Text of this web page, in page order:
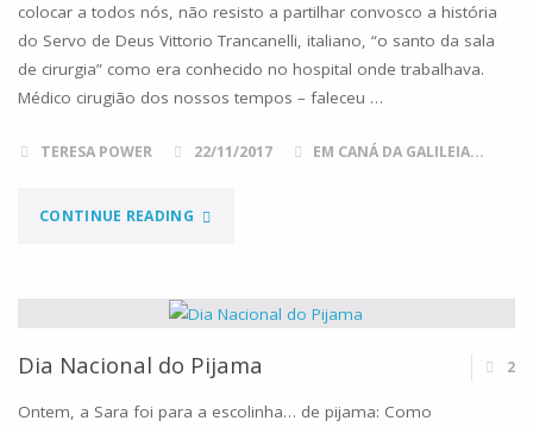
colocar a todos nós, não resisto a partilhar convosco a história
do Servo de Deus Vittorio Trancanelli, italiano, “o santo da sala
de cirurgia” como era conhecido no hospital onde trabalhava.
Médico cirugião dos nossos tempos – faleceu …
TERESA POWER 22/11/2017 EM CANÁ DA GALILEIA...
CONTINUE READING"VITTORIO
MÉDICO,
PAI
ADOTIVO…
Dia Nacional do Pijama 2
Ontem, a Sara foi para a escolinha… de pijama: Como